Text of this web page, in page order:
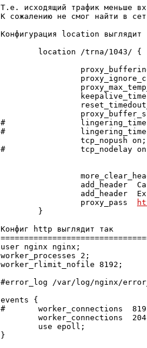
Т.е. исходящий трафик меньше
К сожалению не смог найти в
Конфигурация location выглядит
        location /trna/1043/ {
#
#
                 tcp_nopush on;
#                tcp_nodelay
add_header
add_header
                 proxy_pass
        }
Конфиг http выглядит так
user nginx nginx;
worker_processes 2;
worker_rlimit_nofile 8192;
#error_log /var/log/nginx/
events {
#       worker_connections
worker_connections
        use epoll;
}